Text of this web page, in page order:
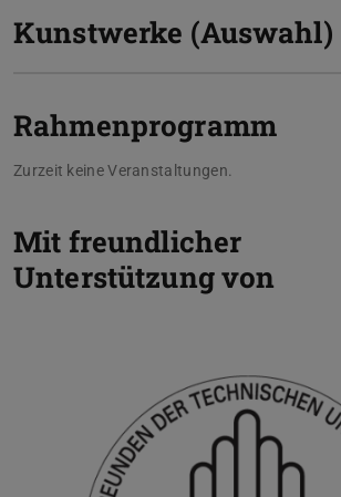
Kunstwerke (Auswahl)
Rahmenprogramm
Zurzeit keine Veranstaltungen.
Mit freundlicher
Unterstützung von